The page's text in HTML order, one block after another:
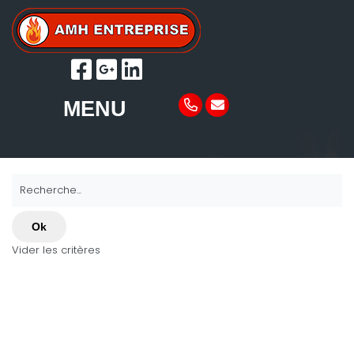
MENU
Recherche...
Ok
Vider les critères